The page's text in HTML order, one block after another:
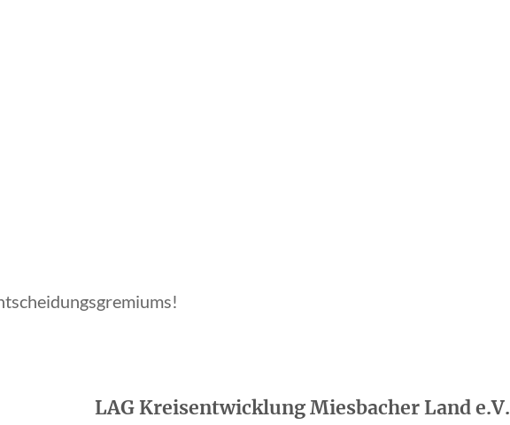
LAG Kreisentwicklung Miesbacher Land e.V.